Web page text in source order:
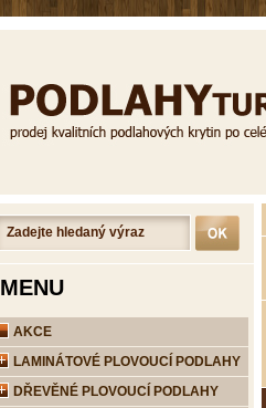
MENU
AKCE
LAMINÁTOVÉ PLOVOUCÍ PODLAHY
DŘEVĚNÉ PLOVOUCÍ PODLAHY